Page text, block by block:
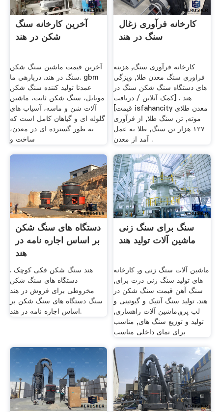
آخرین کارخانه سنگ
شکن در هند
آخرین قیمت ماشین سنگ شکن
سنگ در هند. دربارهی ما. gbm
عمدتا تولید کننده سنگ شکن
موبایل، سنگ شکن ثابت، ماشین
آلات شن و ماسه، آسیاب های
گلوله ای و گیاهان کامل است که
به طور گسترده ای در معدن،
ساخت و
کارخانه فرآوری زغال
سنگ در هند
کارخانه فرآوری سنگ, هزینه
فراوری سنگ معدن طلا, ویژگی
های دستگاه سنگ شکن سنگ در
هند . [کمک آنلاین / دریافت
قیمت] isfahancity معدن طلای
موته, تن سنگ طلا, از فرآوری
۱۲۷ هزار تن سنگ, طلا به عمل
آمد از معدن .
دستگاه های سنگ شکن
بر اساس اجاره نامه در
هند
هند سنگ شکن فکی کوچک .
دستگاه های سنگ شکن
مخروطی برای فروش در هند
سنگ دستگاه های سنگ شکن بر
اساس اجاره نامه در هند.
سنگ برای سنگ زنی
ماشین آلات تولید هند
ماشین آلات سنگ زنی و, کارخانه
های تولید سنگ زنی ذرت برای,
سنگ آهن قیمت سنگ شکن در
هند. تولید سنگ آنتیک و گیوتینی و
لب پرو,ماشین آلات راهسازی,
تولید و توزیع سنگ های, مناسب
برای نمای داخلی مناسب